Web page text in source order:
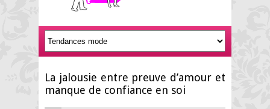
La jalousie entre preuve d’amour et
manque de confiance en soi